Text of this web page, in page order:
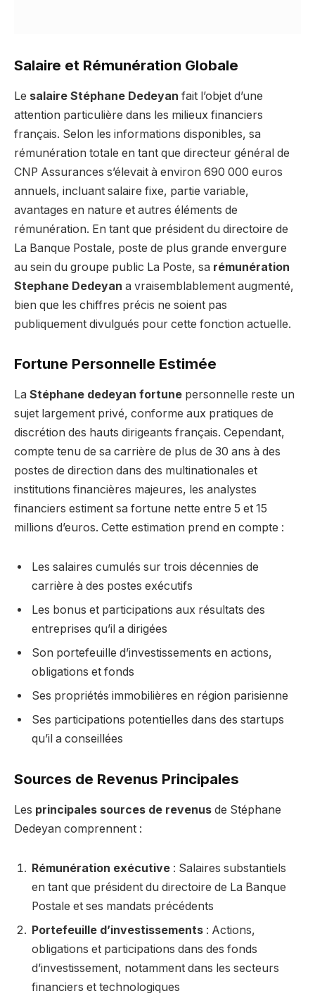
Salaire et Rémunération Globale
Le salaire Stéphane Dedeyan fait l’objet d’une
attention particulière dans les milieux financiers
français. Selon les informations disponibles, sa
rémunération totale en tant que directeur général de
CNP Assurances s’élevait à environ 690 000 euros
annuels, incluant salaire fixe, partie variable,
avantages en nature et autres éléments de
rémunération. En tant que président du directoire de
La Banque Postale, poste de plus grande envergure
au sein du groupe public La Poste, sa rémunération
Stephane Dedeyan a vraisemblablement augmenté,
bien que les chiffres précis ne soient pas
publiquement divulgués pour cette fonction actuelle.
Fortune Personnelle Estimée
La Stéphane dedeyan fortune personnelle reste un
sujet largement privé, conforme aux pratiques de
discrétion des hauts dirigeants français. Cependant,
compte tenu de sa carrière de plus de 30 ans à des
postes de direction dans des multinationales et
institutions financières majeures, les analystes
financiers estiment sa fortune nette entre 5 et 15
millions d’euros. Cette estimation prend en compte :
Les salaires cumulés sur trois décennies de
carrière à des postes exécutifs
Les bonus et participations aux résultats des
entreprises qu’il a dirigées
Son portefeuille d’investissements en actions,
obligations et fonds
Ses propriétés immobilières en région parisienne
Ses participations potentielles dans des startups
qu’il a conseillées
Sources de Revenus Principales
Les principales sources de revenus de Stéphane
Dedeyan comprennent :
Rémunération exécutive : Salaires substantiels
en tant que président du directoire de La Banque
Postale et ses mandats précédents
Portefeuille d’investissements : Actions,
obligations et participations dans des fonds
d’investissement, notamment dans les secteurs
financiers et technologiques